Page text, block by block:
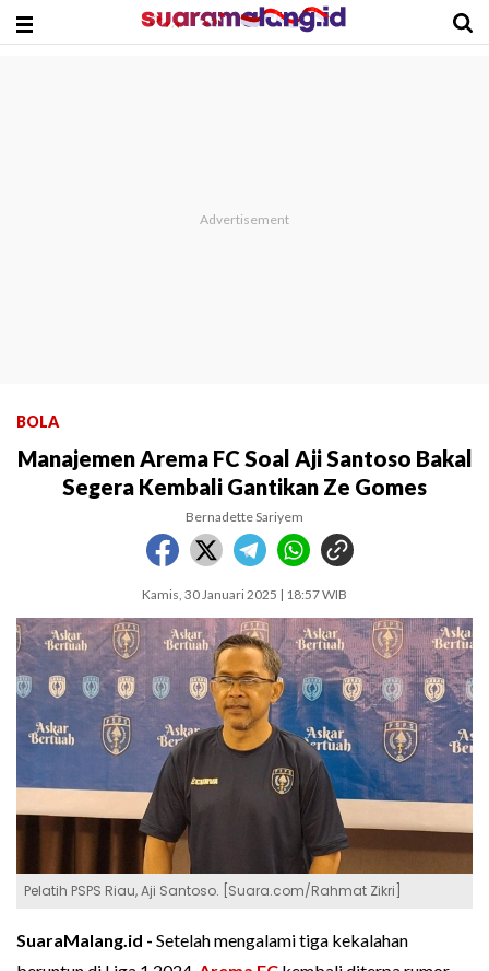
BOLA
Manajemen Arema FC Soal Aji Santoso Bakal
Segera Kembali Gantikan Ze Gomes
Bernadette Sariyem
Kamis, 30 Januari 2025 | 18:57 WIB
Pelatih PSPS Riau, Aji Santoso. [Suara.com/Rahmat Zikri]
SuaraMalang.id - Setelah mengalami tiga kekalahan